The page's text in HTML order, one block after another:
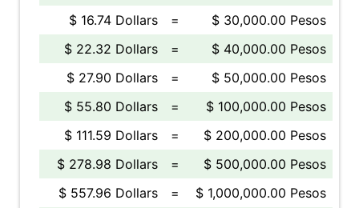
$ 16.74 Dollars
=
$ 30,000.00 Pesos
$ 22.32 Dollars
=
$ 40,000.00 Pesos
$ 27.90 Dollars
=
$ 50,000.00 Pesos
$ 55.80 Dollars
=
$ 100,000.00 Pesos
$ 111.59 Dollars
=
$ 200,000.00 Pesos
$ 278.98 Dollars
=
$ 500,000.00 Pesos
$ 557.96 Dollars
=
$ 1,000,000.00 Pesos